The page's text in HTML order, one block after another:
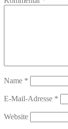
Name *
E-Mail-Adresse *
Website